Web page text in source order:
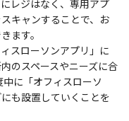
レジはなく、専用アプ
キャンすることで、お
ます。
スローソンアプリ」に
のスペースやニーズに合
に「オフィスローソ
も設置していくことを